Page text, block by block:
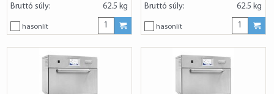
Bruttó súly:
62.5 kg
hasonlít
Bruttó súly:
62.5 kg
hasonlít